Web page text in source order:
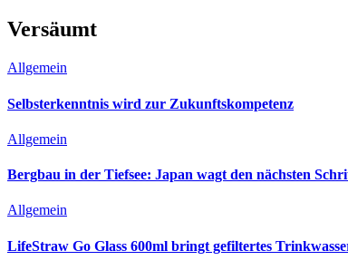
Versäumt
Allgemein
Selbsterkenntnis wird zur Zukunftskompetenz
Allgemein
Bergbau in der Tiefsee: Japan wagt den nächsten
Allgemein
LifeStraw Go Glass 600ml bringt gefiltertes